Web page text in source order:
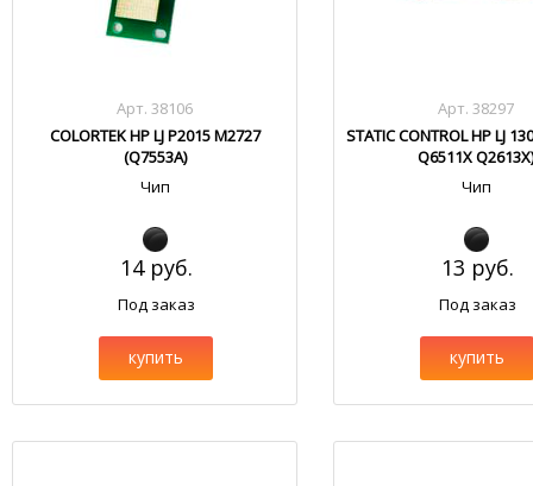
Арт. 38106
COLORTEK HP LJ P2015 M2727
(Q7553A)
Чип
14 руб.
Под заказ
купить
Арт. 38297
STATIC CONTROL HP LJ
Q6511X
Чип
13 руб.
Под заказ
купить